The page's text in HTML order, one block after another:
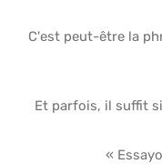
C'est peut-être la
Et parfois, il suffit
«